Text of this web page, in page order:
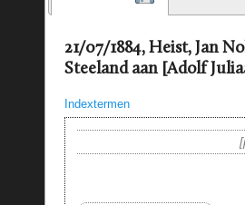
21/07/1884, Heist, Jan
Steeland aan [Adolf
Indextermen